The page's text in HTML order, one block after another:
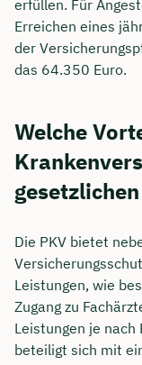
erfüllen. Für
Erreichen eines
der
das 64.350 Euro.
Welche
Die PKV bietet
Leistungen, wie
Zugang zu
Leistungen je
beteiligt sich mit